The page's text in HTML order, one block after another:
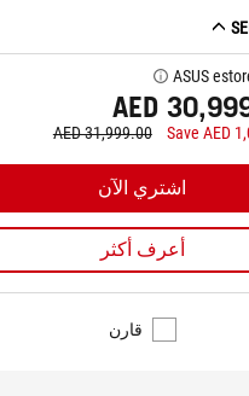
tooltip
AED
Save AED
AED 31,999.00
اشتري الآن
أعرف أكثر
قارن